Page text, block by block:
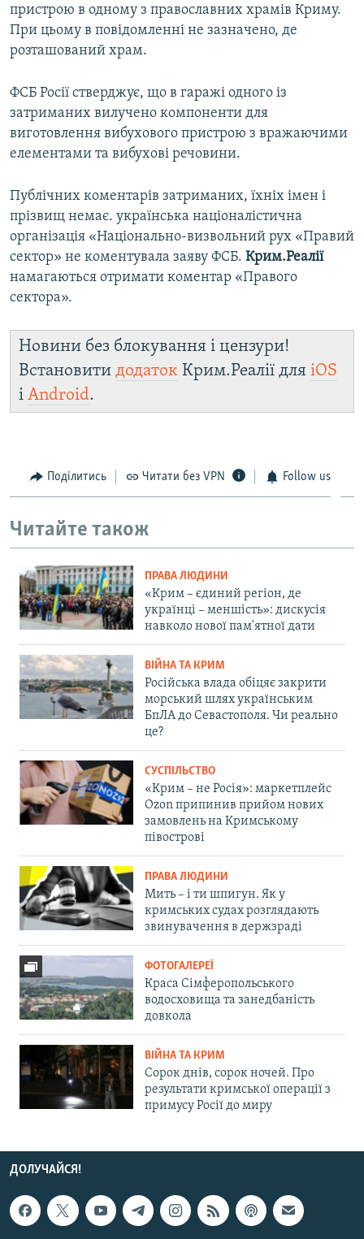
пристрою в одному з православних храмів Криму.
При цьому в повідомленні не зазначено, де
розташований храм.
ФСБ Росії стверджує, що в гаражі одного із
затриманих вилучено компоненти для
виготовлення вибухового пристрою з вражаючими
елементами та вибухові речовини.
Публічних коментарів затриманих, їхніх імен і
прізвищ немає. українська націоналістична
організація «Національно-визвольний рух «Правий
сектор» не коментувала заяву ФСБ. Крим.Реалії
намагаються отримати коментар «Правого
сектора».
Новини без блокування і цензури!
Встановити додаток Крим.Реалії для iOS
і Android.
Поділитись Читати без VPN Follow us
Читайте також
ПРАВА ЛЮДИНИ
«Крим – єдиний регіон, де
українці – меншість»: дискусія
навколо нової пам'ятної дати
ВІЙНА ТА КРИМ
Російська влада обіцяє закрити
морський шлях українським
БпЛА до Севастополя. Чи реально
це?
СУСПІЛЬСТВО
«Крим – не Росія»: маркетплейс
Ozon припинив прийом нових
замовлень на Кримському
півострові
ПРАВА ЛЮДИНИ
Мить – і ти шпигун. Як у
кримських судах розглядають
звинувачення в держзраді
ФОТОГАЛЕРЕЇ
Краса Сімферопольського
водосховища та занедбаність
довкола
ВІЙНА ТА КРИМ
Сорок днів, сорок ночей. Про
результати кримської операції з
примусу Росії до миру
ДОЛУЧАЙСЯ!